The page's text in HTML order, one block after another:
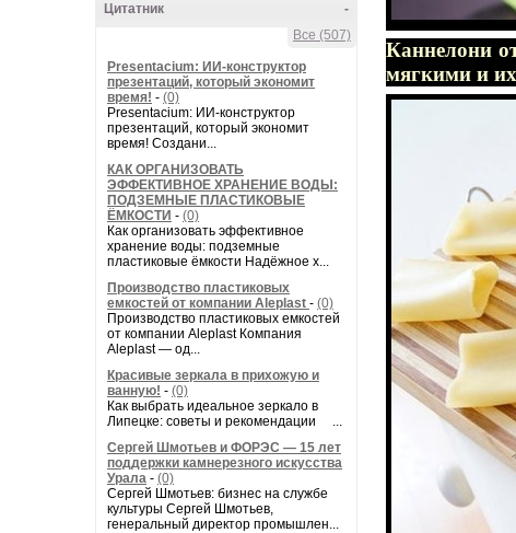
-
Цитатник
Все (507)
Presentacium: ИИ‑конструктор
презентаций, который экономит
время! - (0)
Presentacium: ИИ‑конструктор
презентаций, который экономит
время! Создани...
КАК ОРГАНИЗОВАТЬ
ЭФФЕКТИВНОЕ ХРАНЕНИЕ ВОДЫ:
ПОДЗЕМНЫЕ ПЛАСТИКОВЫЕ
ЁМКОСТИ - (0)
Как организовать эффективное
хранение воды: подземные
пластиковые ёмкости Надёжное х...
Производство пластиковых
емкостей от компании Aleplast - (0)
Производство пластиковых емкостей
от компании Aleplast Компания
Aleplast — од...
Красивые зеркала в прихожую и
ванную! - (0)
Как выбрать идеальное зеркало в
Липецке: советы и рекомендации ...
Сергей Шмотьев и ФОРЭС — 15 лет
поддержки камнерезного искусства
Урала - (0)
Сергей Шмотьев: бизнес на службе
культуры Сергей Шмотьев,
генеральный директор промышлен...
Каннелони
мягкими и